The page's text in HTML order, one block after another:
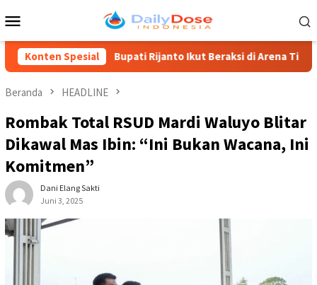
ke
Mobile
Konten Spesial
Bupati Rijanto Ikut Beraksi di Arena Tiban, Ikut Rasakan
Beranda HEADLINE
Rombak Total RSUD Mardi Waluyo Blitar
Dikawal Mas Ibin: “Ini Bukan Wacana, Ini
Komitmen”
Dani Elang Sakti
Juni 3, 2025